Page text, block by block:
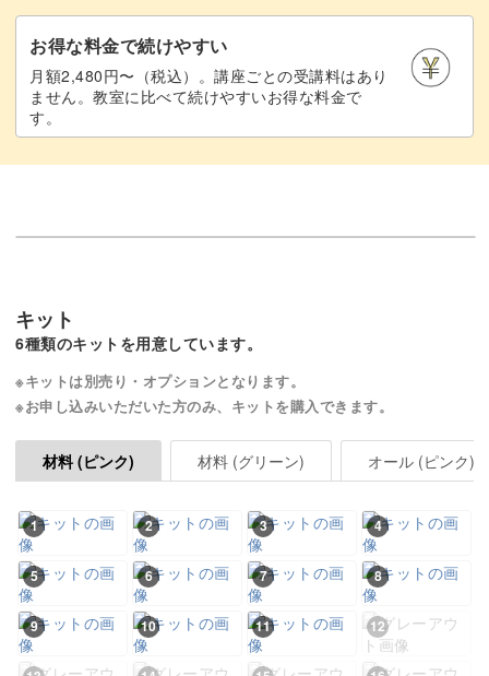
お得な料金で続けやすい
月額2,480円〜（税込）。講座ごとの受講料はあり
ません。教室に比べて続けやすいお得な料金で
す。
キット
6種類のキットを用意しています。
※キットは別売り・オプションとなります。
※お申し込みいただいた方のみ、キットを購入できます。
材料 (ピンク) 材料 (グリーン) オール (ピンク)
1 2 3 4
5 6 7 8
9 10 11 12